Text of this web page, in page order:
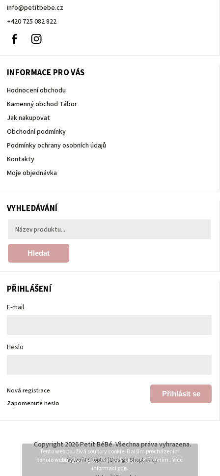
Tento web používá soubory cookie. Dalším procházením
tohoto webu vyjadřujete souhlas s jejich používáním.. Více
informacízde.
info@petitbebe.cz
+420 725 082 822
Facebook
INFORMACE PRO VÁS
Hodnocení obchodu
Kamenný obchod Tábor
Jak nakupovat
Obchodní podmínky
Podmínky ochrany osobních údajů
Kontakty
Moje objednávka
VYHLEDÁVÁNÍ
Hledat
PŘIHLÁŠENÍ
E-mail
Heslo
Přihlásit se
Nová registrace
Zapomenuté heslo
Copyright 2026Petit BéBé. Všechna práva vyhrazena.
VytvořilShoptet| DesignShoptak.cz